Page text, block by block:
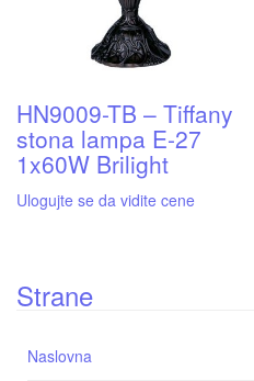
HN9009-TB – Tiffany
stona lampa E-27
1x60W Brilight
Ulogujte se da vidite cene
Strane
Naslovna